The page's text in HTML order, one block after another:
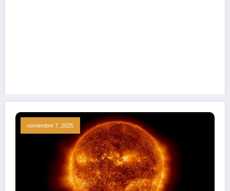
noviembre 7, 2025